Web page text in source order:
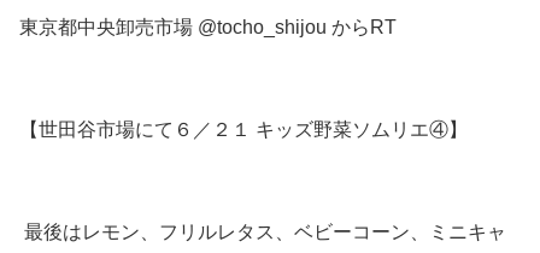
東京都中央卸売市場 ‏@tocho_shijou からRT
【世田谷市場にて６／２１ キッズ野菜ソムリエ④】
最後はレモン、フリルレタス、ベビーコーン、ミニキャ